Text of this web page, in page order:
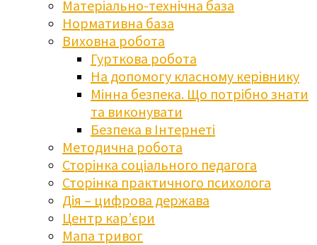
Матеріально-технічна база
Нормативна база
Виховна робота
Гурткова робота
На допомогу класному керівнику
Мінна безпека. Що потрібно знати
та виконувати
Безпека в Інтернеті
Методична робота
Сторінка соціального педагога
Сторінка практичного психолога
Дія – цифрова держава
Центр кар’єри
Мапа тривог